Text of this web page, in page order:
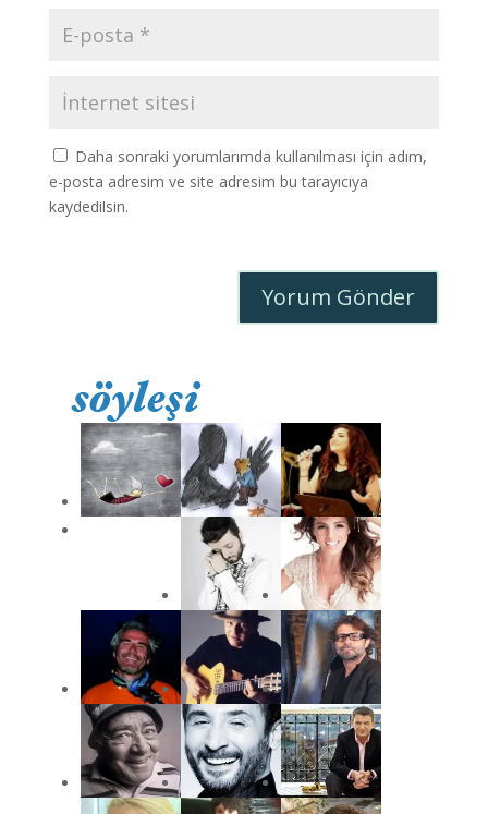
Daha sonraki yorumlarımda kullanılması için adım,
e-posta adresim ve site adresim bu tarayıcıya
kaydedilsin.